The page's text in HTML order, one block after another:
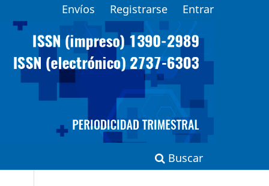
Buscar
Envíos Registrarse Entrar